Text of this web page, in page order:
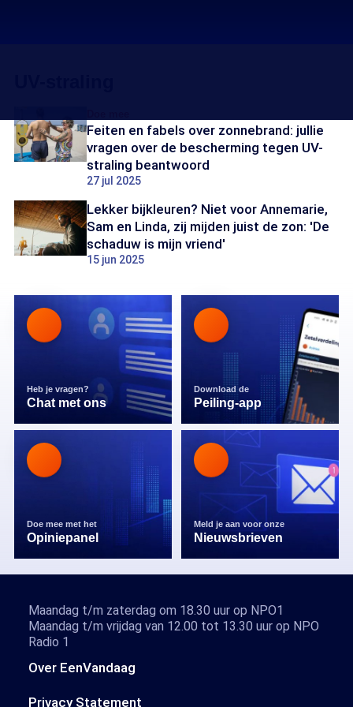
Feiten en fabels over zonnebrand: jullie
vragen over de bescherming tegen UV-
straling beantwoord
27 jul 2025
Lekker bijkleuren? Niet voor Annemarie,
Sam en Linda, zij mijden juist de zon: 'De
schaduw is mijn vriend'
15 jun 2025
Heb je vragen?
Chat met ons
Download de
Peiling-app
Doe mee met het
Opiniepanel
Meld je aan voor onze
Nieuwsbrieven
Over EenVandaag
Privacy Statement
Maandag t/m zaterdag om 18.30 uur op NPO1
Maandag t/m vrijdag van 12.00 tot 13.30 uur op NPO
Radio 1